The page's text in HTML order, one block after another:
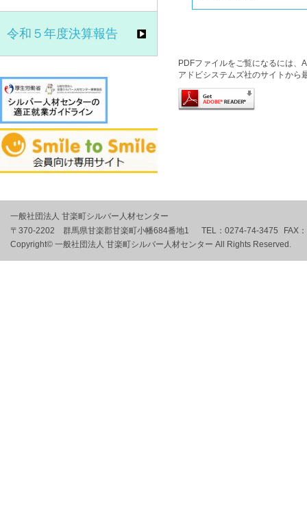
PDFファイルをご覧になるには
アドビシステムズ社のサイトから
令和５年度決算報告
一般社団法人 甘楽町シルバー人材センター
〒370-2202 群馬県甘楽郡甘楽町小幡684番地1
TEL： 0274-74-3475
FAX：
Copyright© 一般社団法人 甘楽町シルバー人材センター All Rights Reserved.